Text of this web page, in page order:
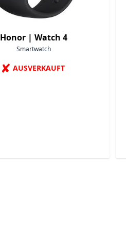
Honor | Watch 4
Smartwatch
✘ AUSVERKAUFT